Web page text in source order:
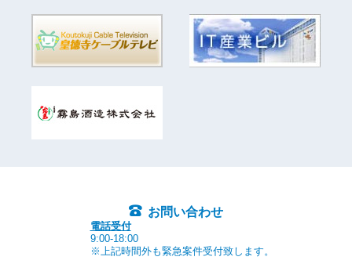
お問い合わせ
電話受付
9:00-18:00
※上記時間外も緊急案件受付致します。